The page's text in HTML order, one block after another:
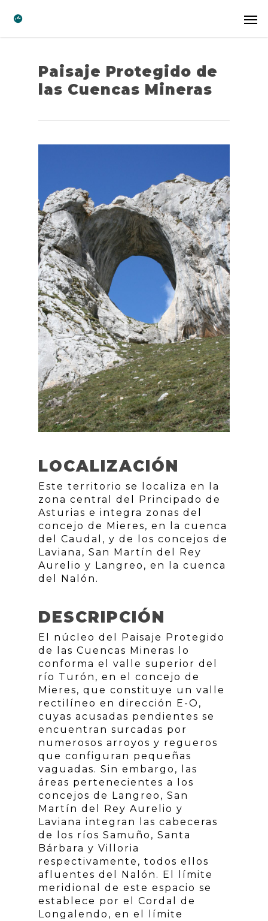
Paisaje Protegido de
las Cuencas Mineras
LOCALIZACIÓN
Este territorio se localiza en la
zona central del Principado de
Asturias e integra zonas del
concejo de Mieres, en la cuenca
del Caudal, y de los concejos de
Laviana, San Martín del Rey
Aurelio y Langreo, en la cuenca
del Nalón.
DESCRIPCIÓN
El núcleo del Paisaje Protegido
de las Cuencas Mineras lo
conforma el valle superior del
río Turón, en el concejo de
Mieres, que constituye un valle
rectilíneo en dirección E-O,
cuyas acusadas pendientes se
encuentran surcadas por
numerosos arroyos y regueros
que configuran pequeñas
vaguadas. Sin embargo, las
áreas pertenecientes a los
concejos de Langreo, San
Martín del Rey Aurelio y
Laviana integran las cabeceras
de los ríos Samuño, Santa
Bárbara y Villoria
respectivamente, todos ellos
afluentes del Nalón. El límite
meridional de este espacio se
establece por el Cordal de
Longalendo, en el límite